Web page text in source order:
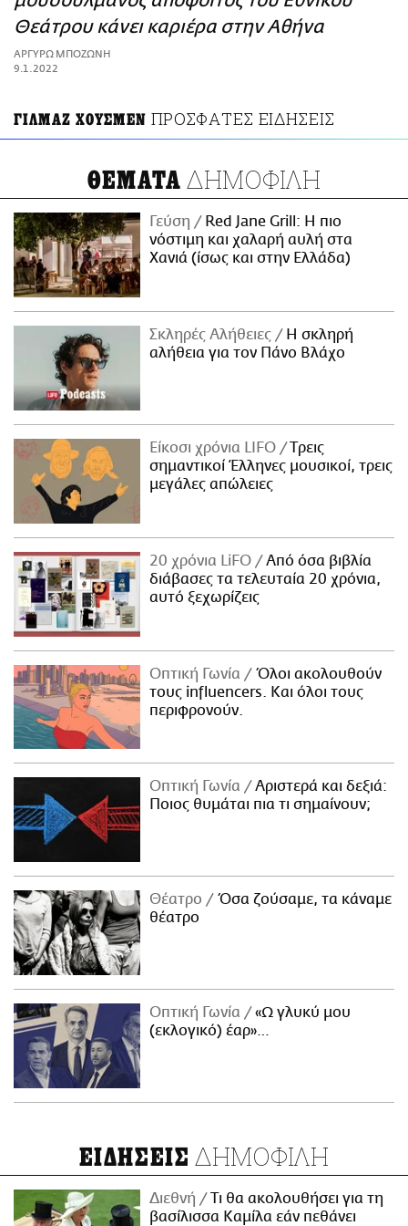
ΑΜΠΑ
PRINT
Θεάτρου κάνει καριέρα στην Αθήνα
ΑΡΓΥΡΩ ΜΠΟΖΩΝΗ
9.1.2022
ΓΙΛΜΑΖ ΧΟΥΣΜΕΝ ΠΡΟΣΦΑΤΕΣ ΕΙΔΗΣΕΙΣ
ΘΕΜΑΤΑ ΔΗΜΟΦΙΛΗ
Γεύση
Red Jane Grill: Η πιο
νόστιμη και χαλαρή αυλή στα
Χανιά (ίσως και στην Ελλάδα)
Σκληρές Αλήθειες
H σκληρή
αλήθεια για τον Πάνο Βλάχο
Είκοσι χρόνια LIFO
Tρεις
σημαντικοί Έλληνες μουσικοί, τρεις
μεγάλες απώλειες
20 χρόνια LiFO
Από όσα βιβλία
διάβασες τα τελευταία 20 χρόνια,
αυτό ξεχωρίζεις
Οπτική Γωνία
Όλοι ακολουθούν
τους influencers. Και όλοι τους
περιφρονούν.
Οπτική Γωνία
Αριστερά και δεξιά:
Ποιος θυμάται πια τι σημαίνουν;
Θέατρο
Όσα ζούσαμε, τα κάναμε
θέατρο
Οπτική Γωνία
«Ω γλυκύ μου
(εκλογικό) έαρ»…
ΕΙΔΗΣΕΙΣ ΔΗΜΟΦΙΛΗ
Διεθνή
Τι θα ακολουθήσει για τη
βασίλισσα Καμίλα εάν πεθάνει